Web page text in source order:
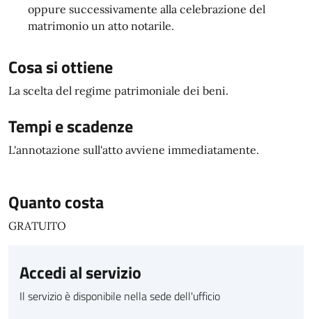
oppure successivamente alla celebrazione del
matrimonio un atto notarile.
Cosa si ottiene
La scelta del regime patrimoniale dei beni.
Tempi e scadenze
L'annotazione sull'atto avviene immediatamente.
Quanto costa
GRATUITO
Accedi al servizio
Il servizio è disponibile nella sede dell'ufficio